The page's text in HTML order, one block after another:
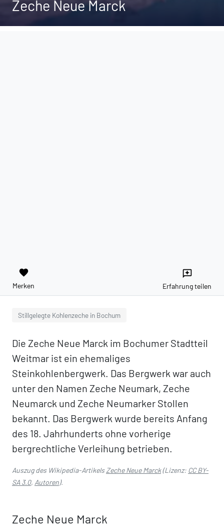
Zeche Neue Marck
favorite
Merken
reviews
Erfahrung teilen
Stillgelegte Kohlenzeche in Bochum
Die Zeche Neue Marck im Bochumer Stadtteil
Weitmar ist ein ehemaliges
Steinkohlenbergwerk. Das Bergwerk war auch
unter den Namen Zeche Neumark, Zeche
Neumarck und Zeche Neumarker Stollen
bekannt. Das Bergwerk wurde bereits Anfang
des 18. Jahrhunderts ohne vorherige
bergrechtliche Verleihung betrieben.
Auszug des Wikipedia-ArtikelsZeche Neue Marck(Lizenz: CC BY-
SA 3.0, Autoren).
Zeche Neue Marck